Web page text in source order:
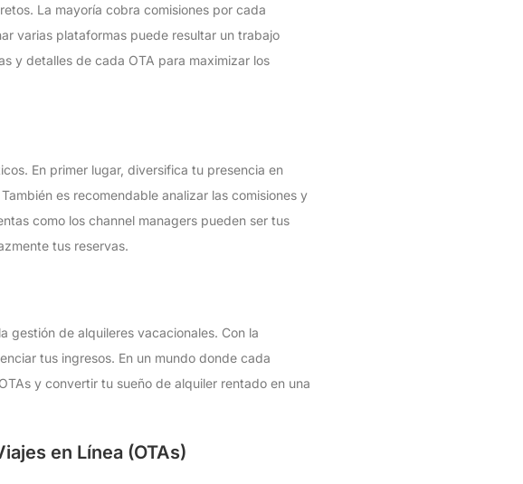
La mayoría cobra comisiones por cada
varias plataformas puede resultar un trabajo
y detalles de cada OTA para maximizar los
En primer lugar, diversifica tu presencia en
es recomendable analizar las comisiones y
como los channel managers pueden ser tus
tus reservas.
gestión de alquileres vacacionales. Con la
tus ingresos. En un mundo donde cada
y convertir tu sueño de alquiler rentado en una
en Línea (OTAs)